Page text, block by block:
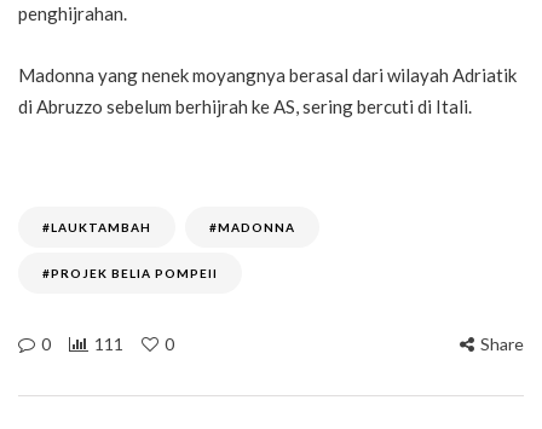
penghijrahan.
Madonna yang nenek moyangnya berasal dari wilayah Adriatik
di Abruzzo sebelum berhijrah ke AS, sering bercuti di Itali.
#LAUKTAMBAH #MADONNA
#PROJEK BELIA POMPEII
0 111 0 Share